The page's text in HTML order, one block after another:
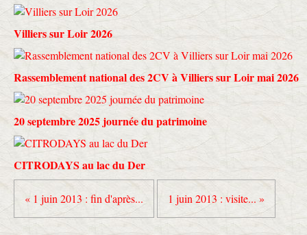
Villiers sur Loir 2026
Rassemblement national des 2CV à Villiers sur Loir mai 2026
20 septembre 2025 journée du patrimoine
CITRODAYS au lac du Der
« 1 juin 2013 : fin d'après... 1 juin 2013 : visite... »